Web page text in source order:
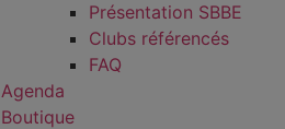
Présentation SBBE
Clubs référencés
FAQ
Agenda
Boutique